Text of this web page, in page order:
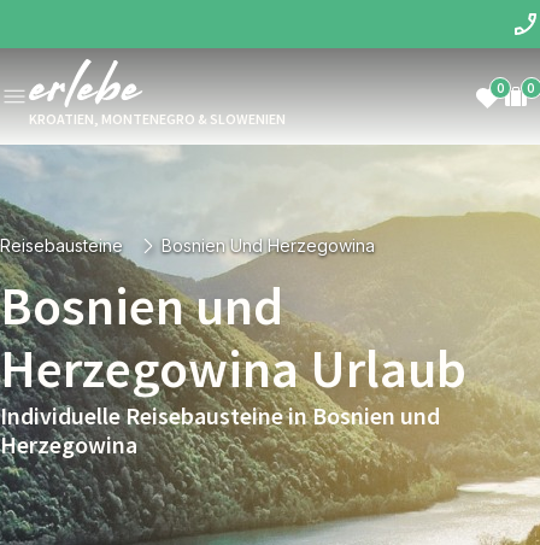
KROATIEN, MONTENEGRO & SLOWENIEN
0 0
Reisebausteine Bosnien Und Herzegowina
Bosnien und
Herzegowina Urlaub
Individuelle Reisebausteine in Bosnien und
Herzegowina